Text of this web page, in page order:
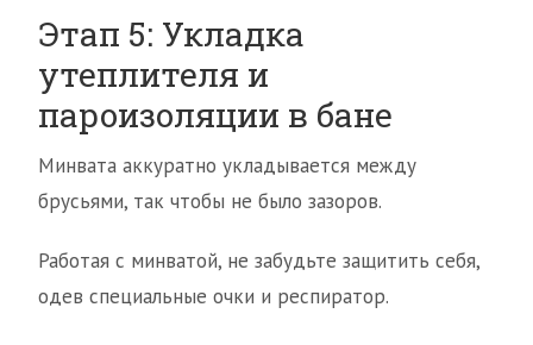
Этап 5: Укладка
утеплителя и
пароизоляции в бане
Минвата аккуратно укладывается между
брусьями, так чтобы не было зазоров.
Работая с минватой, не забудьте защитить себя,
одев специальные очки и респиратор.